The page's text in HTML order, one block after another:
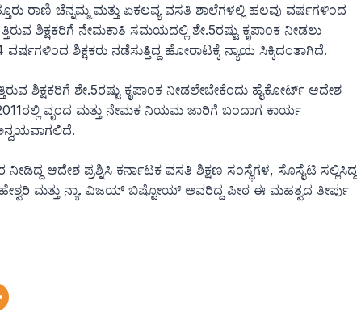
ರಾಣಿ ಚೆನ್ನಮ್ಮ ಮತ್ತು ಏಕಲವ್ಯ ವಸತಿ ಶಾಲೆಗಳಲ್ಲಿ ಹಲವು ವರ್ಷಗಳಿಂದ
ಶಿಕ್ಷಕರಿಗೆ ನೇಮಕಾತಿ ಸಮಯದಲ್ಲಿ ಶೇ.5ರಷ್ಟು ಕೃಪಾಂಕ ನೀಡಲು
ಶಿಕ್ಷಕರು ನಡೆಸುತ್ತಿದ್ದ ಹೋರಾಟಕ್ಕೆ ನ್ಯಾಯ ಸಿಕ್ಕಿದಂತಾಗಿದೆ.
ಶಿಕ್ಷಕರಿಗೆ ಶೇ.5ರಷ್ಟು ಕೃಪಾಂಕ ನೀಡಲೇಬೇಕೆಂದು ಹೈಕೋರ್ಟ್ ಆದೇಶ
ವೃಂದ ಮತ್ತು ನೇಮಕ ನಿಯಮ ಜಾರಿಗೆ ಬಂದಾಗ ಕಾರ್ಯ
ಅನ್ವಯವಾಗಲಿದೆ.
ಆದೇಶ ಪ್ರಶ್ನಿಸಿ ಕರ್ನಾಟಕ ವಸತಿ ಶಿಕ್ಷಣ ಸಂಸ್ಥೆಗಳ, ಸೊಸೈಟಿ ಸಲ್ಲಿಸಿದ್ದ
ಮತ್ತು ನ್ಯಾ. ವಿಜಯ್ ಬಿಷ್ಟೋಯ್ ಅವರಿದ್ದ ಪೀಠ ಈ ಮಹತ್ವದ ತೀರ್ಪು